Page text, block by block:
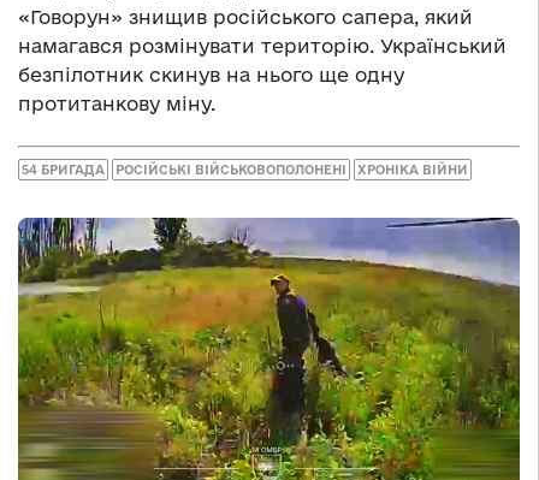
«Говорун» знищив російського сапера, який
намагався розмінувати територію. Український
безпілотник скинув на нього ще одну
протитанкову міну.
54 БРИГАДА РОСІЙСЬКІ ВІЙСЬКОВОПОЛОНЕНІ ХРОНІКА ВІЙНИ